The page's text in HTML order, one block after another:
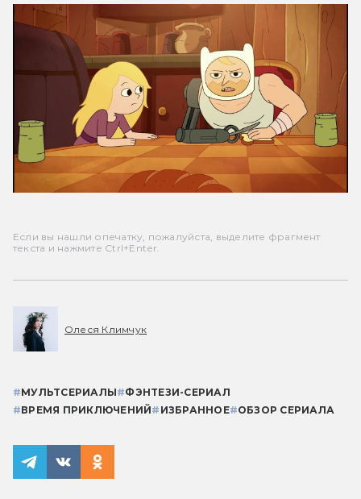
Если вы нашли опечатку, пожалуйста, выделите фрагмент
текста и нажмите Ctrl+Enter.
Олеся Климчук
#МУЛЬТСЕРИАЛЫ#ФЭНТЕЗИ-СЕРИАЛ
#ВРЕМЯ ПРИКЛЮЧЕНИЙ# ИЗБРАННОЕ#ОБЗОР СЕРИАЛА